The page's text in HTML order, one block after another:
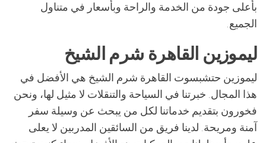
بأعلى جودة من الخدمة والراحة وبأسعار في متناول
الجميع.
ليموزين القاهرة شرم الشيخ
ليموزين حتشبسوت القاهرة شرم الشيخ هي الأفضل في
هذا المجال. خبرتنا في السياحة والتنقلات لا مثيل لها، ونحن
فخورون بتقديم خدماتنا لكل من يبحث عن وسيلة سفر
آمنة ومريحة. لدينا فريق من السائقين المدربين لا يعلى